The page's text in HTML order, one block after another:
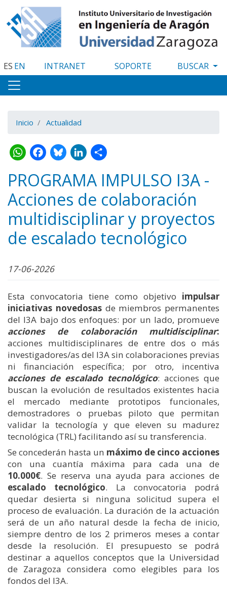
al
contenido
principal
ES EN INTRANET SOPORTE
Inicio Actualidad
WhatsApp
Facebook
Bluesky
LinkedIn
Share
PROGRAMA IMPULSO I3A -
Acciones de colaboración
multidisciplinar y proyectos
de escalado tecnológico
17-06-2026
Esta convocatoria tiene como objetivo impulsar
iniciativas novedosasde miembros permanentes
del I3A bajo dos enfoques: por un lado, promueve
acciones de colaboración multidisciplinar:
acciones multidisciplinares de entre dos o más
investigadores/as del I3A sin colaboraciones previas
ni financiación específica; por otro, incentiva
acciones de escalado tecnológico: acciones que
buscan la evolución de resultados existentes hacia
el mercado mediante prototipos funcionales,
demostradores o pruebas pilotoque permitan
validar la tecnología y que eleven su madurez
tecnológica (TRL) facilitando así su transferencia.
Se concederán hasta un máximo de cinco acciones
con una cuantía máxima para cada una de
10.000€. Se reserva una ayuda para acciones de
escalado tecnológico. La convocatoria podrá
quedar desierta si ninguna solicitud supera el
proceso de evaluación. La duración de la actuación
será de un año natural desde la fecha de inicio,
siempre dentro de los 2 primeros meses a contar
desde la resolución. El presupuesto se podrá
destinar a aquellos conceptos que la Universidad
de Zaragoza considera como elegibles para los
fondos del I3A.